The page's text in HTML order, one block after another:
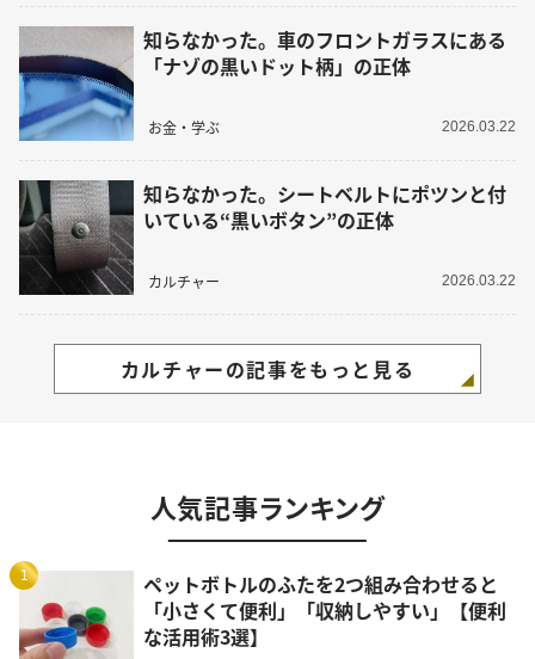
知らなかった。車のフロントガラスにある
「ナゾの黒いドット柄」の正体
お金・学ぶ 2026.03.22
知らなかった。シートベルトにポツンと付
いている“黒いボタン”の正体
カルチャー 2026.03.22
カルチャーの記事をもっと見る
人気記事ランキング
1
ペットボトルのふたを2つ組み合わせると
「小さくて便利」「収納しやすい」【便利
な活用術3選】